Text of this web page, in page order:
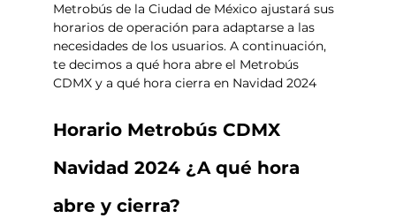
Metrobús de la Ciudad de México ajustará sus
horarios de operación para adaptarse a las
necesidades de los usuarios. A continuación,
te decimos a qué hora abre el Metrobús
CDMX y a qué hora cierra en Navidad 2024
Horario Metrobús CDMX
Navidad 2024 ¿A qué hora
abre y cierra?